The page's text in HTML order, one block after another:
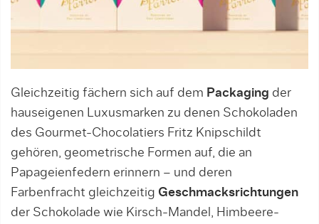
Gleichzeitig fächern sich auf dem Packaging der
hauseigenen Luxusmarken zu denen Schokoladen
des Gourmet-Chocolatiers Fritz Knipschildt
gehören, geometrische Formen auf, die an
Papageienfedern erinnern – und deren
Farbenfracht gleichzeitig Geschmacksrichtungen
der Schokolade wie Kirsch-Mandel, Himbeere-